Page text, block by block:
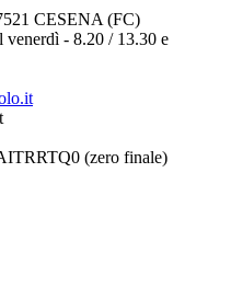
CESENA (FC)
- 8.20 / 13.30 e
(zero finale)